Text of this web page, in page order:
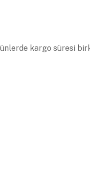
kargo süresi